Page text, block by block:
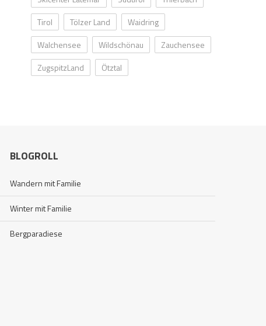
Tirol
Tölzer Land
Waidring
Walchensee
Wildschönau
Zauchensee
ZugspitzLand
Ötztal
BLOGROLL
Wandern mit Familie
Winter mit Familie
Bergparadiese